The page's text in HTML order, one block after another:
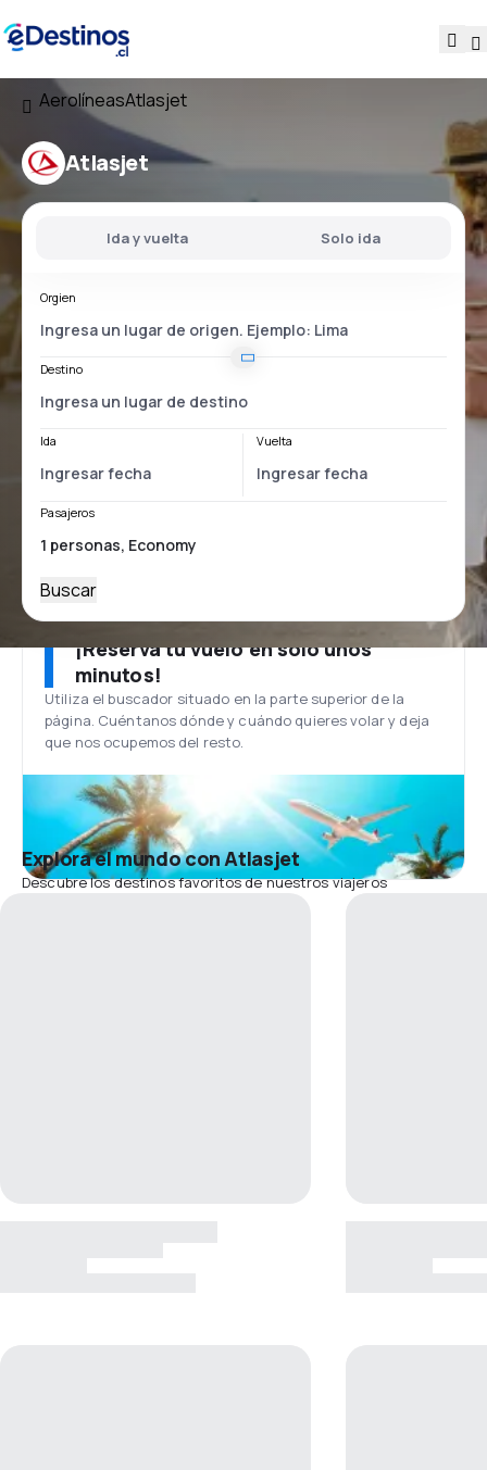
AerolíneasAtlasjet
Atlasjet
Ida y vuelta Solo ida
Orgien
Destino
Ida Vuelta
Pasajeros
Buscar
¡Reserva tu vuelo en solo unos
minutos!
Utiliza el buscador situado en la parte superior de la
página. Cuéntanos dónde y cuándo quieres volar y deja
que nos ocupemos del resto.
Explora el mundo con Atlasjet
Descubre los destinos favoritos de nuestros viajeros